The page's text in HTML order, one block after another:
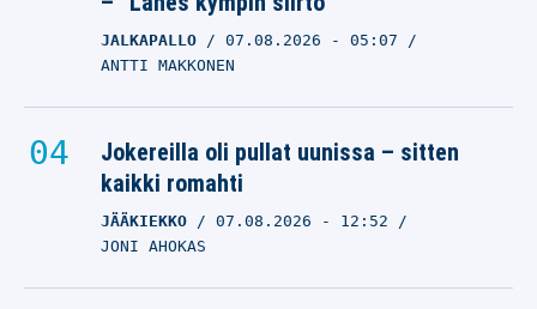
JALKAPALLO 07.08.2026 - 05:07
ANTTI MAKKONEN
Jokereilla oli pullat uunissa – sitten
kaikki romahti
JÄÄKIEKKO 07.08.2026 - 12:52
JONI AHOKAS